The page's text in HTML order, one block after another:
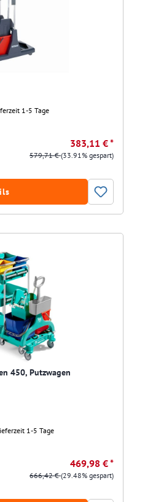
1-5 Tage
383,11 € *
579,71 €(33.91% gespart)
450, Putzwagen
1-5 Tage
469,98 € *
666,42 €(29.48% gespart)